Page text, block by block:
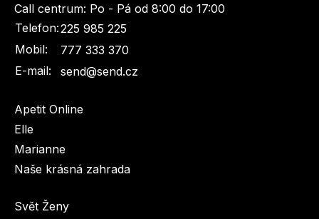
Call centrum: Po - Pá od 8:00 do 17:00
Telefon:225 985 225
Mobil:
777 333 370
E-mail:
send@send.cz
Apetit Online
Elle
Marianne
Naše krásná zahrada
Svět Ženy